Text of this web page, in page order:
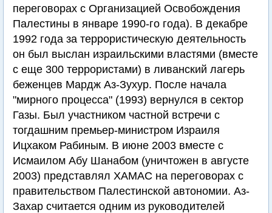
переговорах с Организацией Освобождения
Палестины в январе 1990-го года). В декабре
1992 года за террористическую деятельность
он был выслан израильскими властями (вместе
с еще 300 террористами) в ливанский лагерь
беженцев Мардж Аз-Зухур. После начала
"мирного процесса" (1993) вернулся в сектор
Газы. Был участником частной встречи с
тогдашним премьер-министром Израиля
Ицхаком Рабиным. В июне 2003 вместе с
Исмаилом Абу Шанабом (уничтожен в августе
2003) представлял ХАМАС на переговорах с
правительством Палестинской автономии. Аз-
Захар считается одним из руководителей